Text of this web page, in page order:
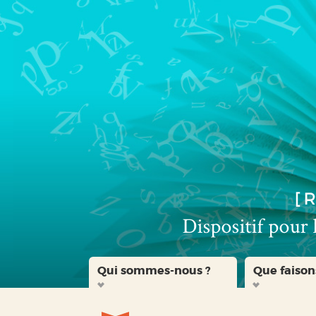
Aller
menu
Aller
contenu
Aller
la
recherche
Qui sommes-nous ? Que